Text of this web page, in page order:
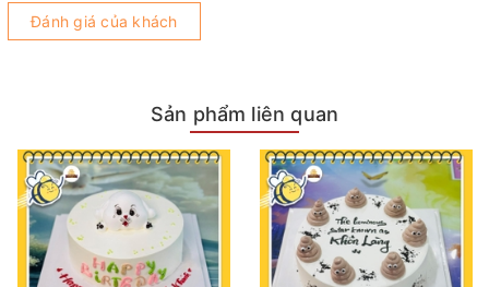
Đánh giá của khách
Sản phẩm liên quan